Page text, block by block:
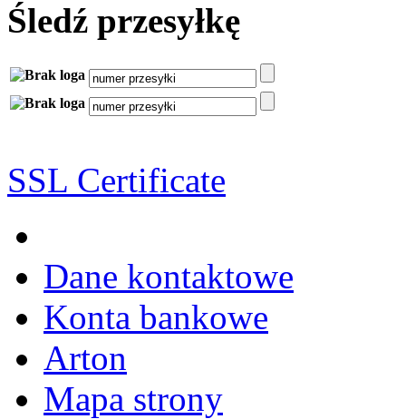
Śledź przesyłkę
SSL Certificate
Dane kontaktowe
Konta bankowe
Arton
Mapa strony